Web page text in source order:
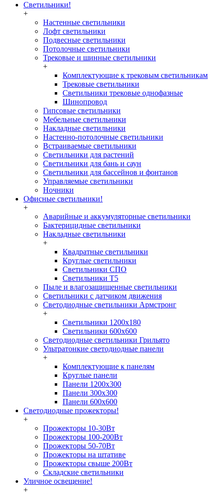
Светильники!
+
Настенные светильники
Лофт светильники
Подвесные светильники
Потолочные светильники
Трековые и шинные светильники
+
Комплектующие к трековым светильникам
Трековые светильники
Светильники трековые однофазные
Шинопровод
Гипсовые светильники
Мебельные светильники
Накладные светильники
Настенно-потолочные светильники
Встраиваемые светильники
Светильники для растений
Светильники для бань и саун
Светильники для бассейнов и фонтанов
Управляемые светильники
Ночники
Офисные светильники!
+
Аварийные и аккумуляторные светильники
Бактерицидные светильники
Накладные светильники
+
Квадратные светильники
Круглые светильники
Светильники СПО
Светильники Т5
Пыле и влагозащищенные светильники
Светильники с датчиком движения
Светодиодные светильники Армстронг
+
Светильники 1200х180
Светильники 600х600
Светодиодные светильники Грильято
Ультратонкие светодиодные панели
+
Комплектующие к панелям
Круглые панели
Панели 1200х300
Панели 300х300
Панели 600х600
Светодиодные прожекторы!
+
Прожекторы 10-30Вт
Прожекторы 100-200Вт
Прожекторы 50-70Вт
Прожекторы на штативе
Прожекторы свыше 200Вт
Складские светильники
Уличное освещение!
+